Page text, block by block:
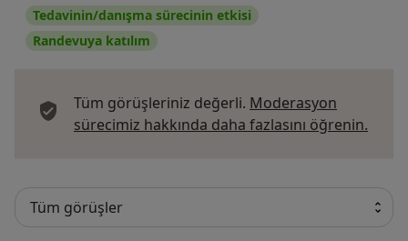
Tedavinin/danışma sürecinin etkisi
Randevuya katılım
Tüm görüşleriniz değerli. Moderasyon
sürecimiz hakkında daha fazlasını öğrenin.